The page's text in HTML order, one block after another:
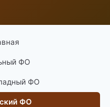
ФО
ФО
ФО